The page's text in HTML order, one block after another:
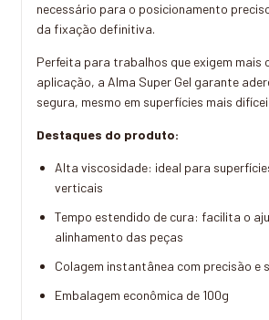
necessário para o posicionamento
da fixação definitiva.
Perfeita para trabalhos que exigem mais
aplicação, a Alma Super Gel garante
segura, mesmo em superfícies mais
Destaques do produto:
Alta viscosidade: ideal para
verticais
Tempo estendido de cura: facilita o
alinhamento das peças
Colagem instantânea com precisão e
Embalagem econômica de 100g